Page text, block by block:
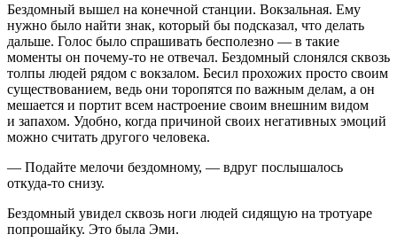
Бездомный вышел на конечной станции. Вокзальная. Ему
нужно было найти знак, который бы подсказал, что делать
дальше. Голос было спрашивать бесполезно — в такие
моменты он почему-то не отвечал. Бездомный слонялся сквозь
толпы людей рядом с вокзалом. Бесил прохожих просто своим
существованием, ведь они торопятся по важным делам, а он
мешается и портит всем настроение своим внешним видом
и запахом. Удобно, когда причиной своих негативных эмоций
можно считать другого человека.
— Подайте мелочи бездомному, — вдруг послышалось
откуда-то снизу.
Бездомный увидел сквозь ноги людей сидящую на тротуаре
попрошайку. Это была Эми.